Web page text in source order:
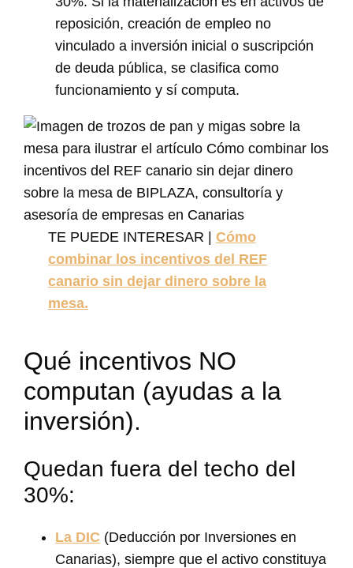
reposición, creación de empleo no
vinculado a inversión inicial o suscripción
de deuda pública, se clasifica como
funcionamiento y sí computa.
TE PUEDE INTERESAR |Cómo
combinar los incentivos del REF
canario sin dejar dinero sobre la
mesa.
Qué incentivos NO
computan (ayudas a la
inversión).
Quedan fuera del techo del
30%:
La DIC (Deducción por Inversiones en
Canarias), siempre que el activo constituya